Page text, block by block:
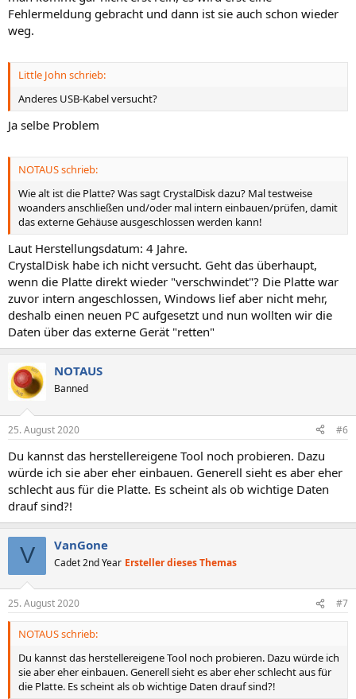
Fehlermeldung gebracht und dann ist sie auch schon wieder
weg.
Little John schrieb:
Anderes USB-Kabel versucht?
Ja selbe Problem
NOTAUS schrieb:
Wie alt ist die Platte? Was sagt CrystalDisk dazu? Mal testweise
woanders anschließen und/oder mal intern einbauen/prüfen, damit
das externe Gehäuse ausgeschlossen werden kann!
Laut Herstellungsdatum: 4 Jahre.
CrystalDisk habe ich nicht versucht. Geht das überhaupt,
wenn die Platte direkt wieder "verschwindet"? Die Platte war
zuvor intern angeschlossen, Windows lief aber nicht mehr,
deshalb einen neuen PC aufgesetzt und nun wollten wir die
Daten über das externe Gerät "retten"
NOTAUS
Banned
25. August 2020 #6
Du kannst das herstellereigene Tool noch probieren. Dazu
würde ich sie aber eher einbauen. Generell sieht es aber eher
schlecht aus für die Platte. Es scheint als ob wichtige Daten
drauf sind?!
V VanGone
Cadet 2nd Year Ersteller dieses Themas
25. August 2020 #7
NOTAUS schrieb:
Du kannst das herstellereigene Tool noch probieren. Dazu würde ich
sie aber eher einbauen. Generell sieht es aber eher schlecht aus für
die Platte. Es scheint als ob wichtige Daten drauf sind?!